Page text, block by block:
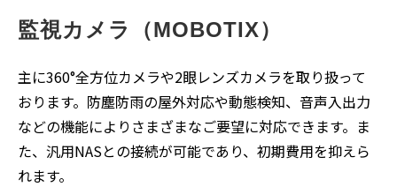
監視カメラ（MOBOTIX）
主に360°全方位カメラや2眼レンズカメラを取り扱って
おります。防塵防雨の屋外対応や動態検知、音声入出力
などの機能によりさまざまなご要望に対応できます。ま
た、汎用NASとの接続が可能であり、初期費用を抑えら
れます。